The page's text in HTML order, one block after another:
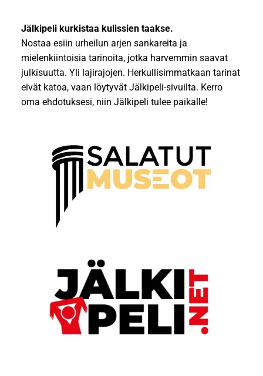
Jälkipeli kurkistaa kulissien taakse.
Nostaa esiin urheilun arjen sankareita ja
mielenkiintoisia tarinoita, jotka harvemmin saavat
julkisuutta. Yli lajirajojen. Herkullisimmatkaan tarinat
eivät katoa, vaan löytyvät Jälkipeli-sivuilta. Kerro
oma ehdotuksesi, niin Jälkipeli tulee paikalle!